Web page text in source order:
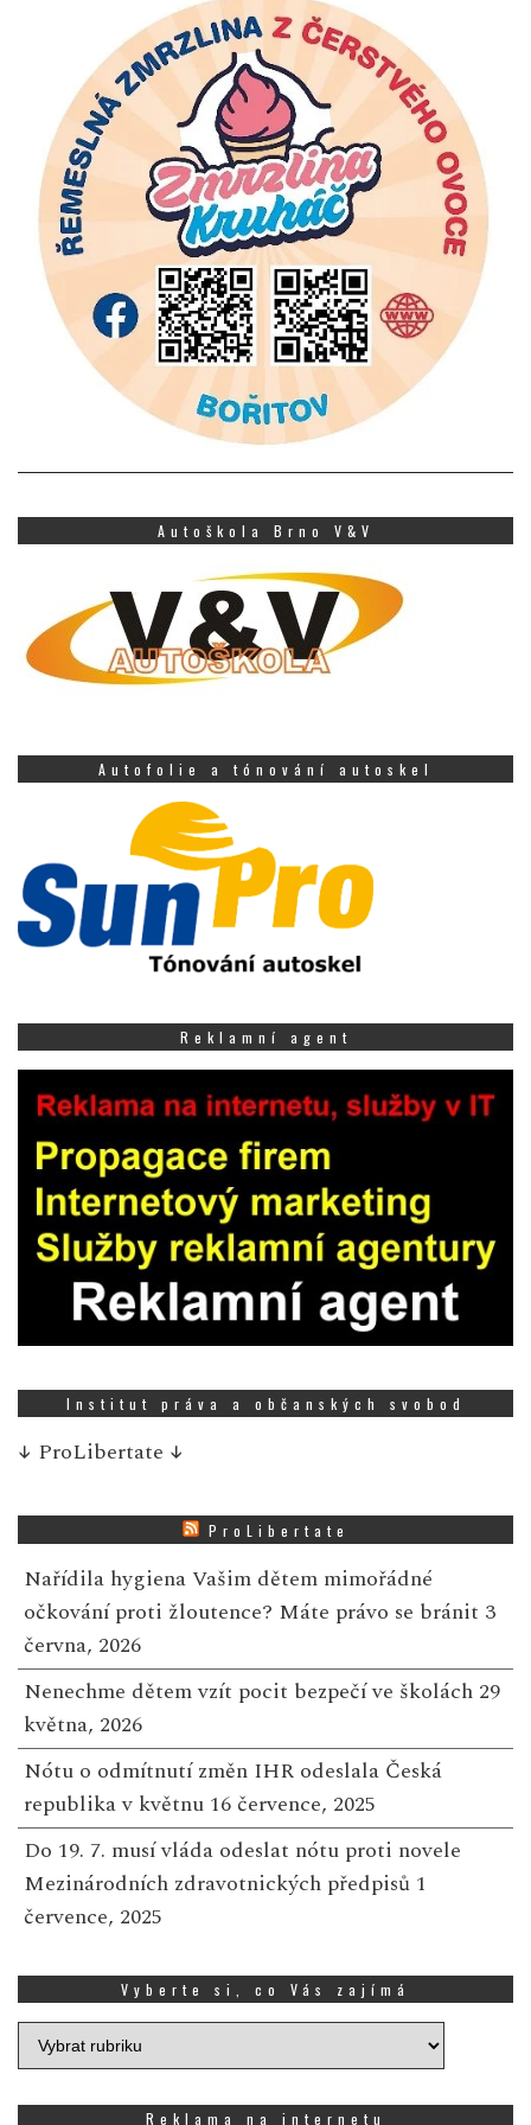
Autoškola Brno V&V
Autofolie a tónování autoskel
Reklamní agent
Institut práva a občanských svobod
↓ ProLibertate ↓
ProLibertate
Nařídila hygiena Vašim dětem mimořádné
očkování proti žloutence? Máte právo se bránit 3
června, 2026
Nenechme dětem vzít pocit bezpečí ve školách 29
května, 2026
Nótu o odmítnutí změn IHR odeslala Česká
republika v květnu 16 července, 2025
Do 19. 7. musí vláda odeslat nótu proti novele
Mezinárodních zdravotnických předpisů 1
července, 2025
Vyberte si, co Vás zajímá
Vyberte
si,
Reklama na internetu